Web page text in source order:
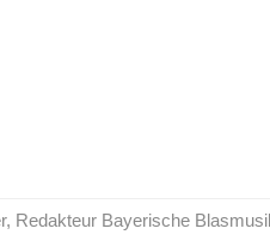
Redakteur Bayerische